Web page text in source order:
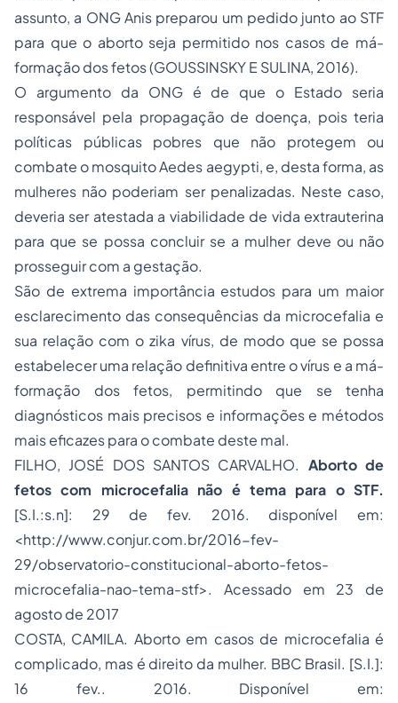
assunto, a ONG Anis preparou um pedido junto ao STF
para que o aborto seja permitido nos casos de má-
formação dos fetos (GOUSSINSKY E SULINA, 2016).
O argumento da ONG é de que o Estado seria
responsável pela propagação de doença, pois teria
políticas públicas pobres que não protegem ou
combate o mosquitoAedes aegypti, e, desta forma, as
mulheres não poderiam ser penalizadas. Neste caso,
deveria ser atestada a viabilidade de vida extrauterina
para que se possa concluir se a mulher deve ou não
prosseguir com a gestação.
São de extrema importância estudos para um maior
esclarecimento das consequências da microcefalia e
sua relação com o zika vírus, de modo que se possa
estabelecer uma relação definitiva entre o vírus e a má-
formação dos fetos, permitindo que se tenha
diagnósticos mais precisos e informações e métodos
mais eficazes para o combate deste mal.
FILHO, JOSÉ DOS SANTOS CARVALHO. Abortode
fetos com microcefalia não é tema para o STF.
[S.I.:s.n]: 29 de fev. 2016. disponível em:
<http://www.conjur.com.br/2016-fev-
29/observatorio-constitucional-aborto-fetos-
microcefalia-nao-tema-stf>. Acessado em 23 de
agosto de 2017
COSTA, CAMILA. Aborto em casos de microcefalia é
complicado, mas é direito da mulher. BBC Brasil. [S.I.]:
16 fev.. 2016. Disponível em: